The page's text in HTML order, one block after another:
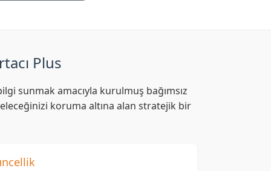
Plus
sunmak amacıyla kurulmuş bağımsız
koruma altına alan stratejik bir